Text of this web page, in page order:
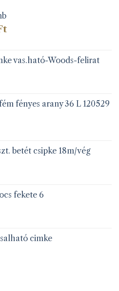
Ártartomány:
30 Ft
vas.ható-Woods-felirat
fényes arany 36 L 120529
betét csipke 18m/vég
fekete 6
cimke